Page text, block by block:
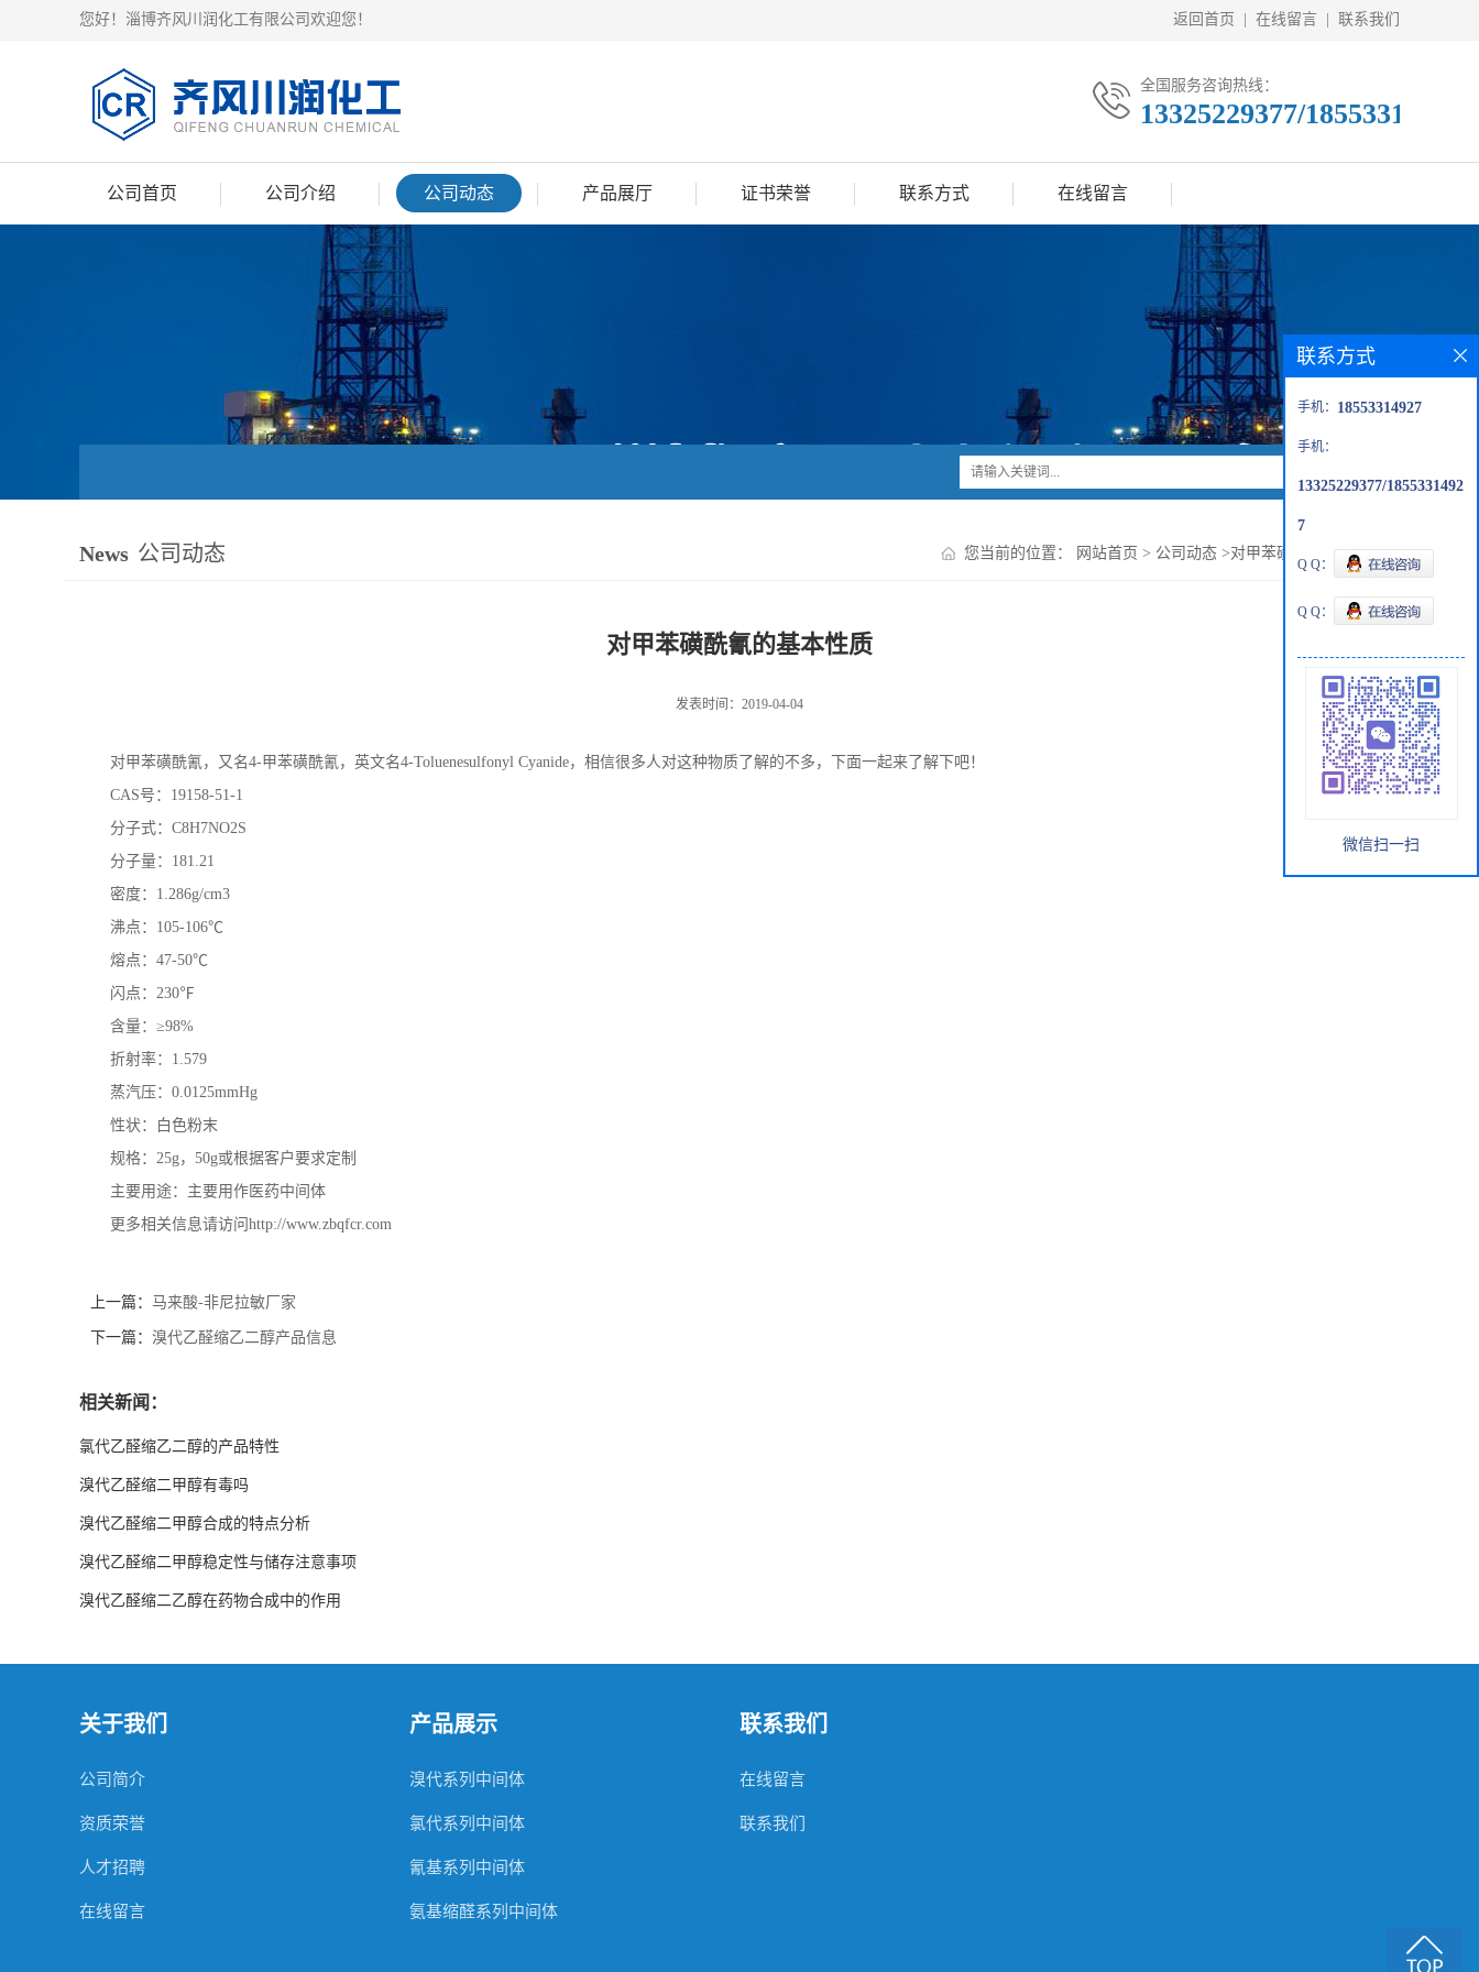
您好！淄博齐风川润化工有限公司欢迎您！ 返回首页 在线留言 联系我们
全国服务咨询热线：
13325229377/18553314927
公司首页 公司介绍 公司动态 产品展厅 证书荣誉 联系方式 在线留言
News 公司动态 您当前的位置： 网站首页 > 公司动态 >对甲苯磺酰氰的基本性质
对甲苯磺酰氰的基本性质
发表时间：2019-04-04
对甲苯磺酰氰，又名4-甲苯磺酰氰，英文名4-Toluenesulfonyl Cyanide，相信很多人对这种物质了解的不多，下面一起来了解下吧！
CAS号：19158-51-1
分子式：C8H7NO2S
分子量：181.21
密度：1.286g/cm3
沸点：105-106℃
熔点：47-50℃
闪点：230℉
含量：≥98%
折射率：1.579
蒸汽压：0.0125mmHg
性状：白色粉末
规格：25g，50g或根据客户要求定制
主要用途：主要用作医药中间体
更多相关信息请访问http://www.zbqfcr.com
上一篇： 马来酸-非尼拉敏厂家
下一篇： 溴代乙醛缩乙二醇产品信息
相关新闻：
氯代乙醛缩乙二醇的产品特性
溴代乙醛缩二甲醇有毒吗
溴代乙醛缩二甲醇合成的特点分析
溴代乙醛缩二甲醇稳定性与储存注意事项
溴代乙醛缩二乙醇在药物合成中的作用
联系方式
手机： 18553314927
手机：
13325229377/1855331492
7
Q Q：
Q Q：
微信扫一扫
关于我们
公司简介
资质荣誉
人才招聘
在线留言
产品展示
溴代系列中间体
氯代系列中间体
氰基系列中间体
氨基缩醛系列中间体
联系我们
在线留言
联系我们